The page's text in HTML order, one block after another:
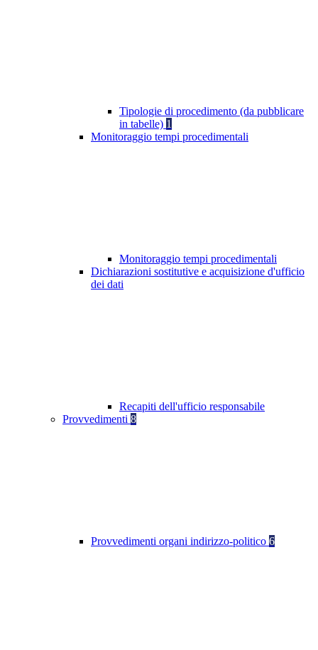
Tipologie di procedimento (da pubblicare
in tabelle) 1
Monitoraggio tempi procedimentali
Monitoraggio tempi procedimentali
Dichiarazioni sostitutive e acquisizione d'ufficio
dei dati
Recapiti dell'ufficio responsabile
Provvedimenti 8
Provvedimenti organi indirizzo-politico 6